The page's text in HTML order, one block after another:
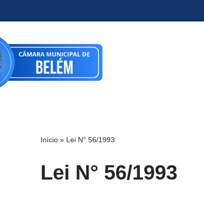
Início » Lei N° 56/1993
Lei N° 56/1993